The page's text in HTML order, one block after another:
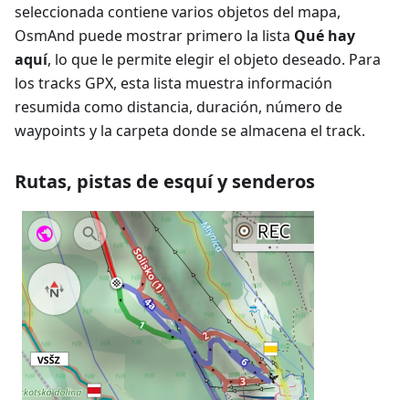
seleccionada contiene varios objetos del mapa,
OsmAnd puede mostrar primero la lista Qué hay
aquí, lo que le permite elegir el objeto deseado. Para
los tracks GPX, esta lista muestra información
resumida como distancia, duración, número de
waypoints y la carpeta donde se almacena el track.
Rutas, pistas de esquí y senderos